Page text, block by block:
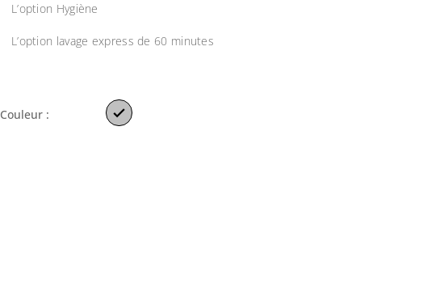
L’option Hygiène
L’option lavage express de 60 minutes
Couleur : 